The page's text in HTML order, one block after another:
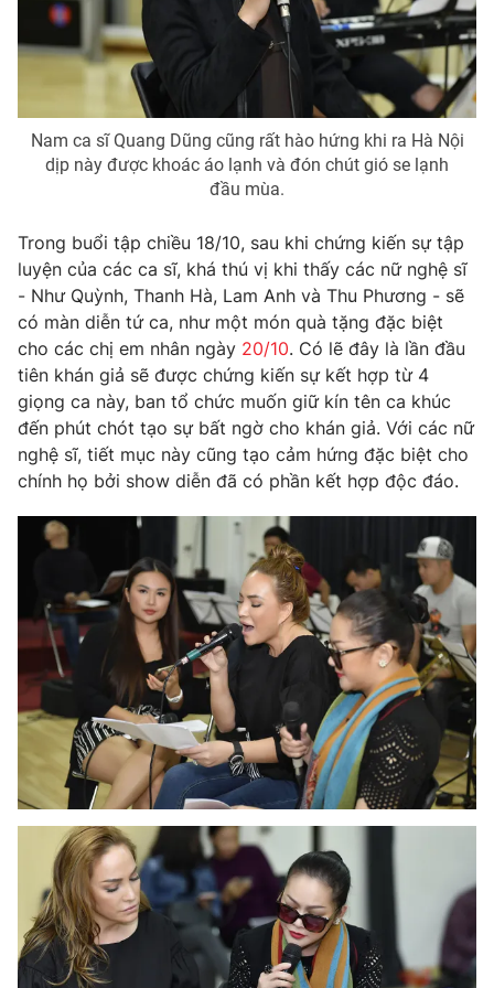
Ðiện thoại Thời báo VTV:
024.66 897 897
Email:toasoan@vtv.vn
Liên hệ quảng cáo: 024-7300.7108
® Cấm sao chép dưới mọi hình thức nếu không có sự chấp
thuận bằng văn bản. Ghi rõ nguồn VTV.vn khi phát hành lại
thông tin từ website này.
Nam ca sĩ Quang Dũng cũng rất hào hứng khi ra Hà Nội
dịp này được khoác áo lạnh và đón chút gió se lạnh
đầu mùa.
Trong buổi tập chiều 18/10, sau khi chứng kiến sự tập
luyện của các ca sĩ, khá thú vị khi thấy các nữ nghệ sĩ
- Như Quỳnh, Thanh Hà, Lam Anh và Thu Phương - sẽ
có màn diễn tứ ca, như một món quà tặng đặc biệt
cho các chị em nhân ngày 20/10. Có lẽ đây là lần đầu
tiên khán giả sẽ được chứng kiến sự kết hợp từ 4
giọng ca này, ban tổ chức muốn giữ kín tên ca khúc
đến phút chót tạo sự bất ngờ cho khán giả. Với các nữ
nghệ sĩ, tiết mục này cũng tạo cảm hứng đặc biệt cho
chính họ bởi show diễn đã có phần kết hợp độc đáo.